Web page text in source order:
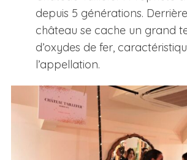
depuis 5 générations.
château se cache un grand
d’oxydes de fer,
l’appellation.